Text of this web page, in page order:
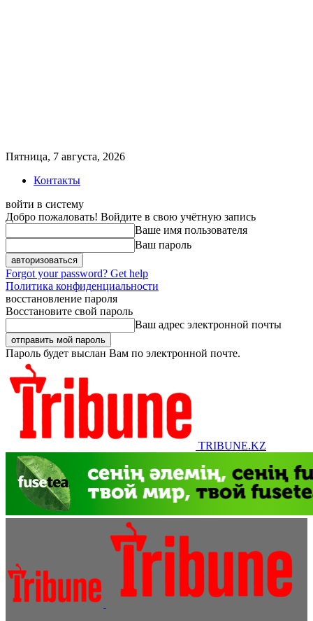
Пятница, 7 августа, 2026
Контакты
войти в систему
Добро пожаловать! Войдите в свою учётную запись
Ваше имя пользователя
Ваш пароль
Forgot your password? Get help
Политика конфиденциальности
восстановление пароля
Восстановите свой пароль
Ваш адрес электронной почты
Пароль будет выслан Вам по электронной почте.
TRIBUNE.KZ